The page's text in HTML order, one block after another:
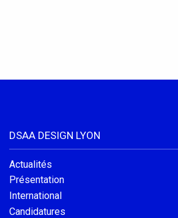
DSAA DESIGN LYON
Actualités
Présentation
International
Candidatures